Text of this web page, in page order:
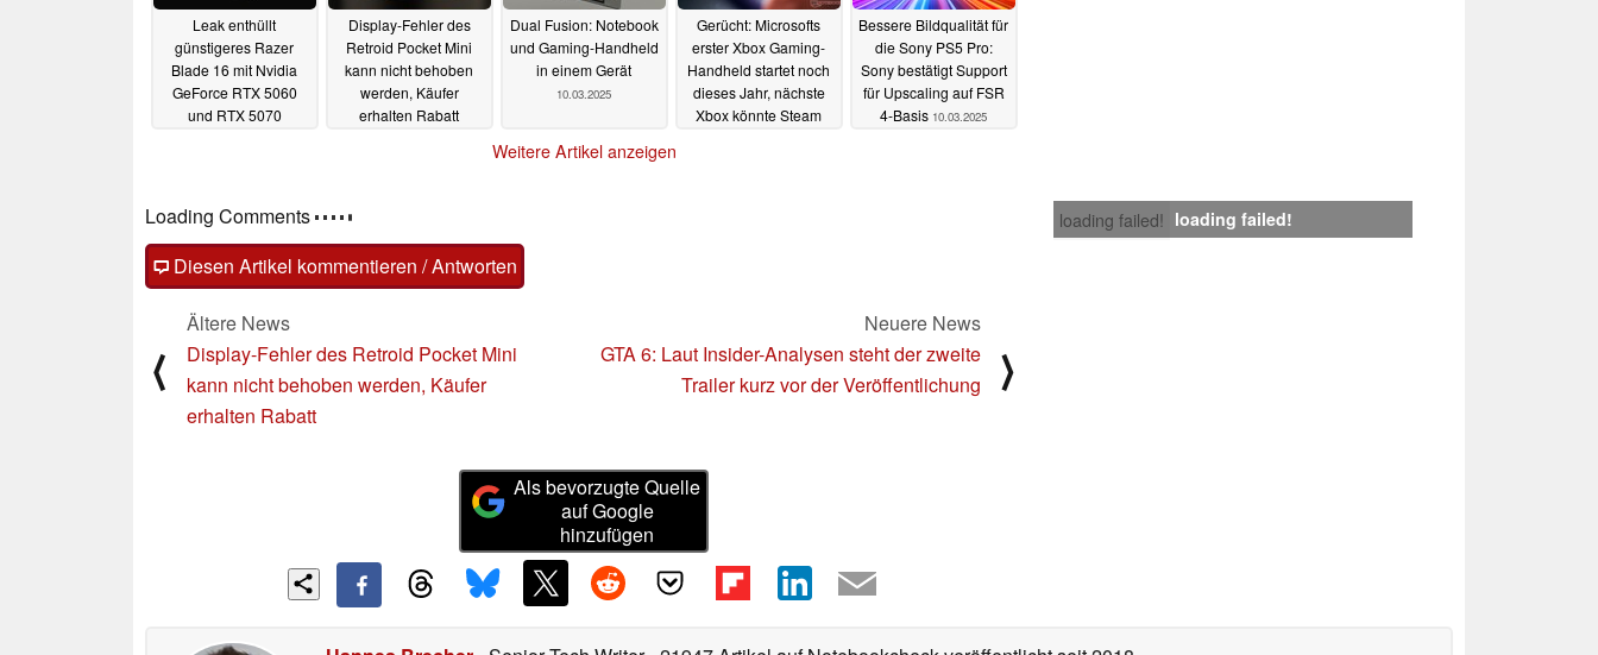
Leak enthüllt
günstigeres Razer
Blade 16 mit Nvidia
GeForce RTX 5060
und RTX 5070
Display-Fehler des
Retroid Pocket Mini
kann nicht behoben
werden, Käufer
erhalten Rabatt
Dual Fusion: Notebook
und Gaming-Handheld
in einem Gerät
10.03.2025
Gerücht: Microsofts
erster Xbox Gaming-
Handheld startet noch
dieses Jahr, nächste
Xbox könnte Steam
Bessere Bildqualität für
die Sony PS5 Pro:
Sony bestätigt Support
für Upscaling auf FSR
4-Basis 10.03.2025
Weitere Artikel anzeigen
loading failed! loading failed!
Loading Comments
Diesen Artikel kommentieren / Antworten
⟨
Ältere News
Display-Fehler des Retroid Pocket Mini
kann nicht behoben werden, Käufer
erhalten Rabatt
Neuere News
GTA 6: Laut Insider-Analysen steht der zweite
Trailer kurz vor der Veröffentlichung
⟩
Als bevorzugte Quelle
auf Google
hinzufügen